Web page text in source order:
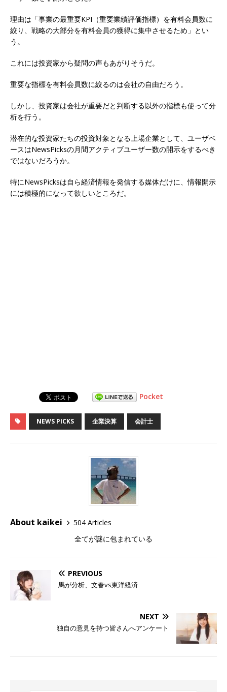
理由は「事業の最重要KPI（重要業績評価指標）を有料会員数に
絞り、戦略の大部分を有料会員の獲得に集中させるため」とい
う。
これには投資家から疑問の声もあがりそうだ。
重要な指標を有料会員数に絞るのは会社の自由だろう。
しかし、投資家は会社が重要だと判断する以外の指標も使って分
析を行う。
潜在的な投資家たちの投資対象となる上場企業として、ユーザベ
ースはNewsPicksの月間アクティブユーザー数の開示をするべき
ではないだろうか。
特にNewsPicksは自ら経済情報を発信する媒体だけに、情報開示
には積極的になって欲しいところだ。
Pocket
NEWS PICKS 企業決算 会計士
About kaikei
504 Articles
全てが謎に包まれている
PREVIOUS
馬が分析、文春vs東洋経済
NEXT
独自の意見を持つ皆さんへアンケート